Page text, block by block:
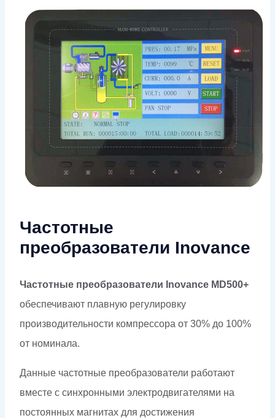
Частотные
преобразователи Inovance
Частотные преобразователи Inovance MD500+
обеспечивают плавную регулировку
производительности компрессора от 30% до 100%
от номинала.
Данные частотные преобразователи работают
вместе с синхронными электродвигателями на
постоянных магнитах для достижения